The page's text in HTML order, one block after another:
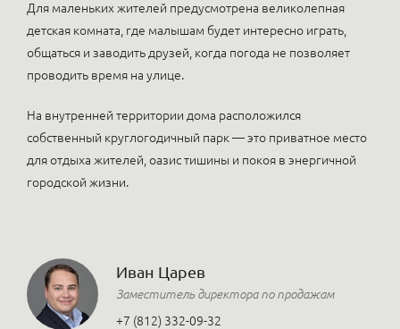
Для маленьких жителей предусмотрена великолепная
детская комната, где малышам будет интересно играть,
общаться и заводить друзей, когда погода не позволяет
проводить время на улице.
На внутренней территории дома расположился
собственный круглогодичный парк — это приватное место
для отдыха жителей, оазис тишины и покоя в энергичной
городской жизни.
Иван Царев
Заместитель директора по продажам
+7 (812) 332-09-32